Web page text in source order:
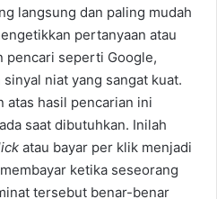
langsung dan paling mudah
pertanyaan atau
pencari seperti Google,
niat yang sangat kuat.
atas hasil pencarian ini
saat dibutuhkan. Inilah
atau bayar per klik menjadi
ketika seseorang
tersebut benar-benar